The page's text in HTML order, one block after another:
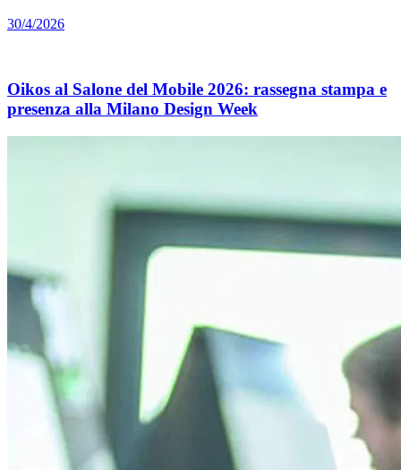
30/4/2026
Oikos al Salone del Mobile 2026: rassegna stampa e
presenza alla Milano Design Week